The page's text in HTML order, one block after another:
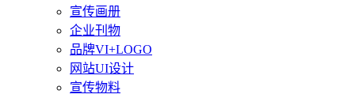
宣传画册
企业刊物
品牌VI+LOGO
网站UI设计
宣传物料